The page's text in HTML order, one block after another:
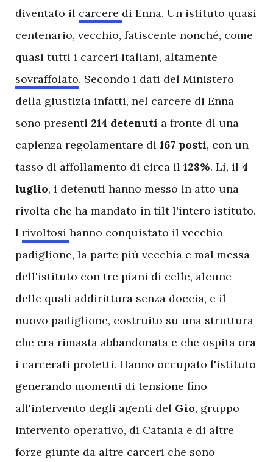
diventato il carcere di Enna. Un istituto quasi
centenario, vecchio, fatiscente nonché, come
quasi tutti i carceri italiani, altamente
sovraffolato. Secondo i dati del Ministero
della giustizia infatti, nel carcere di Enna
sono presenti 214 detenuti a fronte di una
capienza regolamentare di 167 posti, con un
tasso di affollamento di circa il 128%. Lì, il 4
luglio, i detenuti hanno messo in atto una
rivolta che ha mandato in tilt l'intero istituto.
I rivoltosi hanno conquistato il vecchio
padiglione, la parte più vecchia e mal messa
dell'istituto con tre piani di celle, alcune
delle quali addirittura senza doccia, e il
nuovo padiglione, costruito su una struttura
che era rimasta abbandonata e che ospita ora
i carcerati protetti. Hanno occupato l'istituto
generando momenti di tensione fino
all'intervento degli agenti del Gio, gruppo
intervento operativo, di Catania e di altre
forze giunte da altre carceri che sono